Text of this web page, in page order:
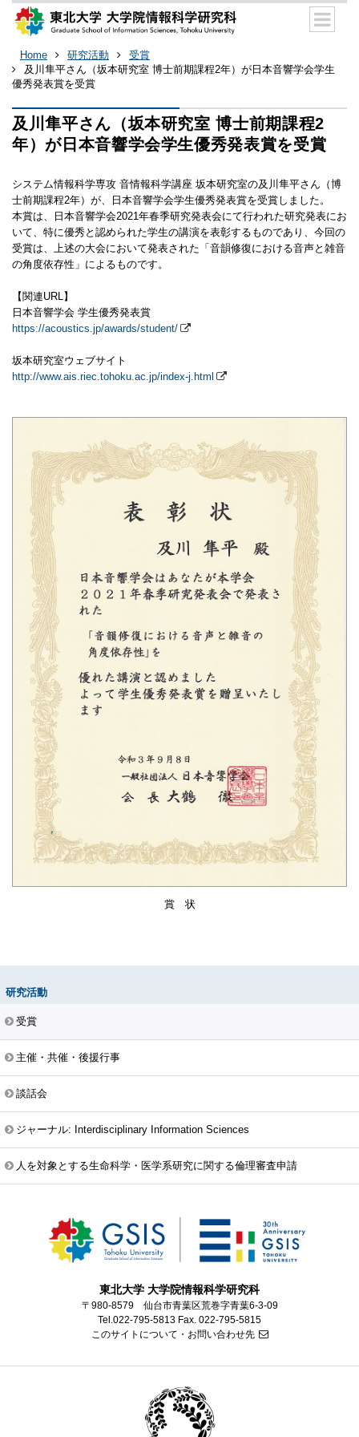
Home 研究活動
受賞
及川隼平さん（坂本研究室 博士前期課程2年）が日本音響学会学生
優秀発表賞を受賞
及川隼平さん（坂本研究室 博士前期課程2
年）が日本音響学会学生優秀発表賞を受賞
システム情報科学専攻 音情報科学講座 坂本研究室の及川隼平さん（博
士前期課程2年）が、日本音響学会学生優秀発表賞を受賞しました。
本賞は、日本音響学会2021年春季研究発表会にて行われた研究発表にお
いて、特に優秀と認められた学生の講演を表彰するものであり、今回の
受賞は、上述の大会において発表された「音韻修復における音声と雑音
の角度依存性」によるものです。
【関連URL】
日本音響学会 学生優秀発表賞
https://acoustics.jp/awards/student/
坂本研究室ウェブサイト
http://www.ais.riec.tohoku.ac.jp/index-j.html
賞 状
研究活動
受賞
主催・共催・後援行事
談話会
ジャーナル: Interdisciplinary Information Sciences
人を対象とする生命科学・医学系研究に関する倫理審査申請
東北大学 大学院情報科学研究科
〒980-8579 仙台市青葉区荒巻字青葉6-3-09
Tel.022-795-5813 Fax. 022-795-5815
このサイトについて・お問い合わせ先